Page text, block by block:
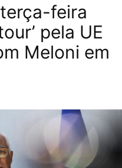
feira
pela UE
Meloni em